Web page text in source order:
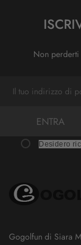
Non
ENTRA
Desidero
Gogolfun di Siara